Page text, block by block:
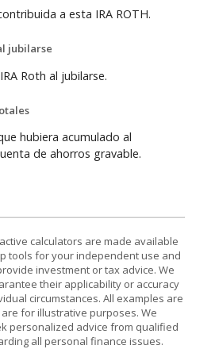
a esta IRA ROTH.
jubilarse
Roth al jubilarse.
hubiera acumulado al
de ahorros gravable.
calculators are made available
tools for your independent use and
investment or tax advice. We
their applicability or accuracy
circumstances. All examples are
for illustrative purposes. We
personalized advice from qualified
all personal finance issues.